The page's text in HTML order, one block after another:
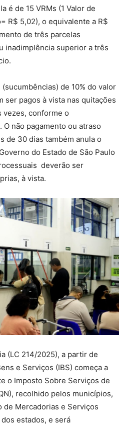
é de 15 VRMs (1 Valor de
R$ 5,02), o equivalente a R$
de três parcelas
inadimplência superior a três
de 10% do valor
ser pagos à vista nas quitações
vezes, conforme o
não pagamento ou atraso
de 30 dias também anula o
do Estado de São Paulo
deverão ser
à vista.
(LC 214/2025), a partir de
e Serviços (IBS) começa a
o Imposto Sobre Serviços de
recolhido pelos municípios,
de Mercadorias e Serviços
estados, e será